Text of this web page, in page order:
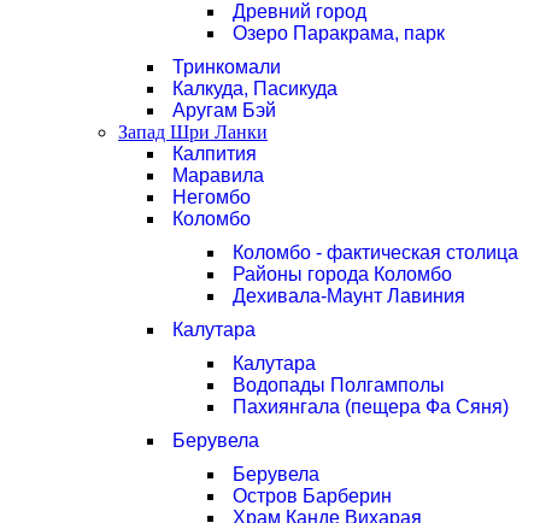
Древний город
Озеро Паракрама, парк
Тринкомали
Калкуда, Пасикуда
Аругам Бэй
Запад Шри Ланки
Калпития
Маравила
Негомбо
Коломбо
Коломбо - фактическая столица
Районы города Коломбо
Дехивала-Маунт Лавиния
Калутара
Калутара
Водопады Полгамполы
Пахиянгала (пещера Фа Сяня)
Берувела
Берувела
Остров Барберин
Храм Канде Вихарая